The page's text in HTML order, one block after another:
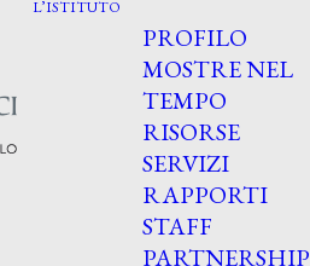
L’ISTITUTO
PROFILO
MOSTRE NEL
TEMPO
RISORSE
SERVIZI
RAPPORTI
STAFF
PARTNERSHIP